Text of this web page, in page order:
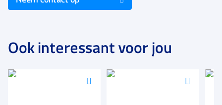
Ook interessant voor jou
Voeg
Voeg